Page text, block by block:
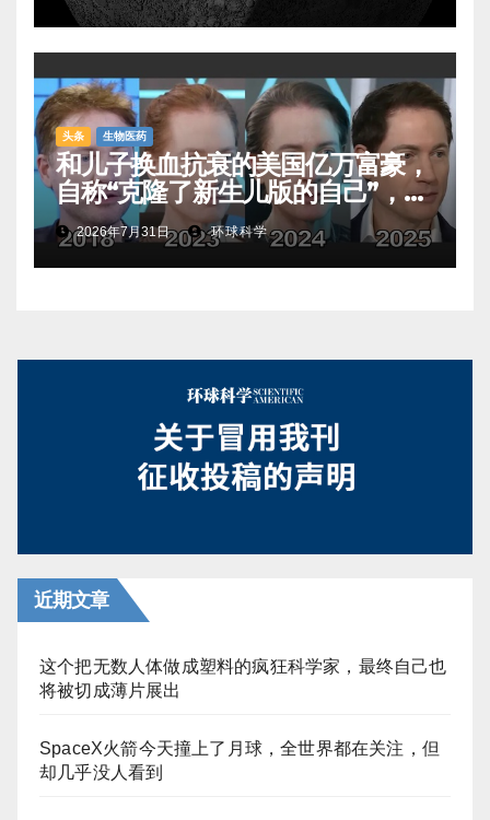
头条 生物医药
和儿子换血抗衰的美国亿万富豪，
自称“克隆了新生儿版的自己”，真
相是……
2026年7月31日 环球科学
近期文章
这个把无数人体做成塑料的疯狂科学家，最终自己也
将被切成薄片展出
SpaceX火箭今天撞上了月球，全世界都在关注，但
却几乎没人看到